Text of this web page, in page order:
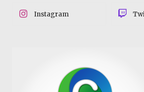
Instagram